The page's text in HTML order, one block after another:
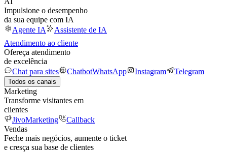
Impulsione o desempenho
da sua equipe com IA
Agente IA
Assistente de IA
Atendimento ao cliente
Ofereça atendimento
de excelência
Chat para sites
ChatbotWhatsApp Instagram Telegram
Todos os canais
Marketing
Transforme visitantes em
clientes
JivoMarketing
Callback
Vendas
Feche mais negócios, aumente o ticket
e cresça sua base de clientes